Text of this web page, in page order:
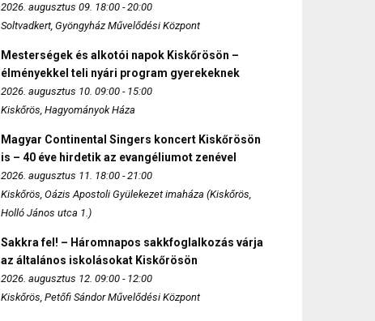
2026. augusztus 09. 18:00 - 20:00
Soltvadkert, Gyöngyház Művelődési Központ
Mesterségek és alkotói napok Kiskőrösön –
élményekkel teli nyári program gyerekeknek
2026. augusztus 10. 09:00 - 15:00
Kiskőrös, Hagyományok Háza
Magyar Continental Singers koncert Kiskőrösön
is – 40 éve hirdetik az evangéliumot zenével
2026. augusztus 11. 18:00 - 21:00
Kiskőrös, Oázis Apostoli Gyülekezet imaháza (Kiskőrös,
Holló János utca 1.)
Sakkra fel! – Háromnapos sakkfoglalkozás várja
az általános iskolásokat Kiskőrösön
2026. augusztus 12. 09:00 - 12:00
Kiskőrös, Petőfi Sándor Művelődési Központ